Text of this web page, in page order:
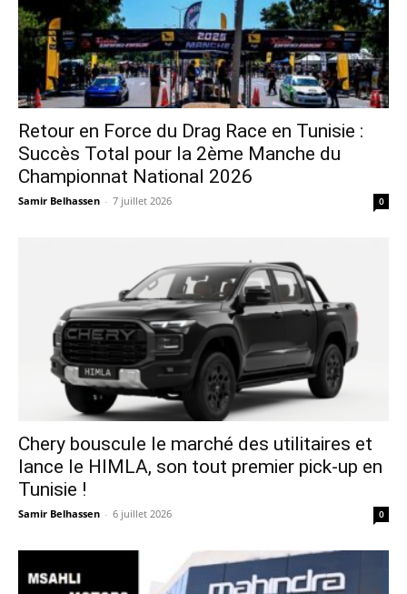
Retour en Force du Drag Race en Tunisie :
Succès Total pour la 2ème Manche du
Championnat National 2026
Samir Belhassen - 7 juillet 2026 0
Chery bouscule le marché des utilitaires et
lance le HIMLA, son tout premier pick-up en
Tunisie !
Samir Belhassen - 6 juillet 2026 0